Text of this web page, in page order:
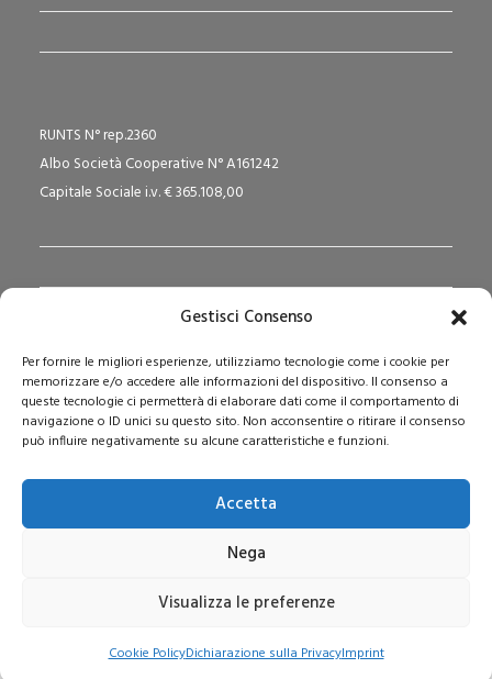
Gestisci Consenso
Per fornire le migliori esperienze, utilizziamo tecnologie come i cookie per
memorizzare e/o accedere alle informazioni del dispositivo. Il consenso a
queste tecnologie ci permetterà di elaborare dati come il comportamento di
navigazione o ID unici su questo sito. Non acconsentire o ritirare il consenso
può influire negativamente su alcune caratteristiche e funzioni.
Accetta
Nega
Visualizza le preferenze
Cookie PolicyDichiarazione sulla PrivacyImprint
RUNTS N° rep.2360
Albo Società Cooperative N° A161242
Capitale Sociale i.v. € 365.108,00
Via San Domenico Savio, 6 – 20017 Rho (MI)
Reg. Tribunale: n. 187 del 29/03/97 | ISSN: 1593-2259
Web:www.pedagogia.it
© 2026 Pedagogia.it. Tutti i diritti riservati